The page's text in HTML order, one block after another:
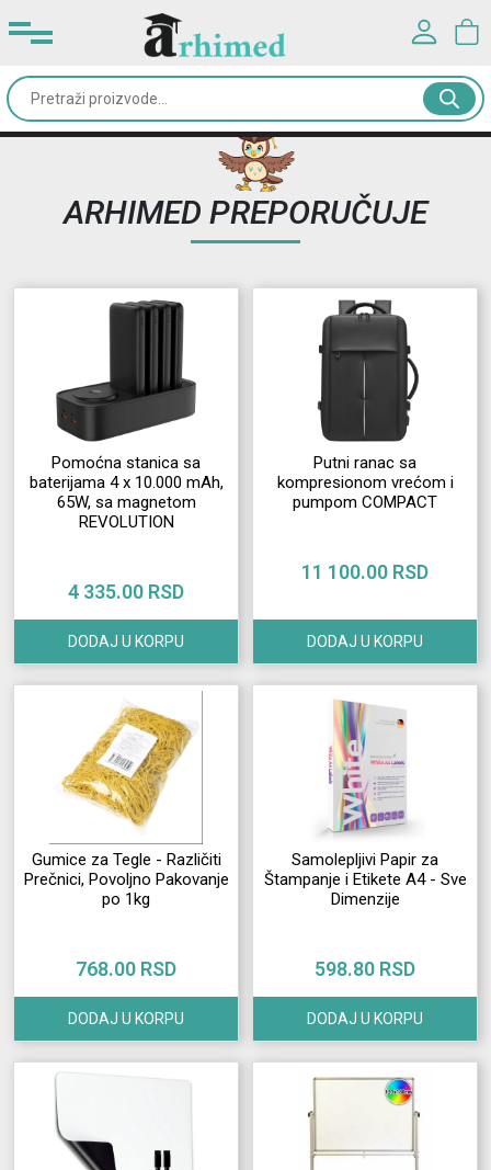
Kancelarijski
materijal
pribor
Dodaci
oprema
Izdvajamo
korisnika
Registracija
korisnika
nama
Korisničko ime*
Lozinka*
PRIJAVA
Zaboravljena lozinka?
ARHIMED PREPORUČUJE
Pomoćna stanica sa
baterijama 4 x 10.000 mAh,
65W, sa magnetom
REVOLUTION
4 335.00 RSD
DODAJ U KORPU
Putni ranac sa
kompresionom vrećom i
pumpom COMPACT
11 100.00 RSD
DODAJ U KORPU
Gumice za Tegle - Različiti
Prečnici, Povoljno Pakovanje
po 1kg
768.00 RSD
DODAJ U KORPU
Samolepljivi Papir za
Štampanje i Etikete A4 - Sve
Dimenzije
598.80 RSD
DODAJ U KORPU